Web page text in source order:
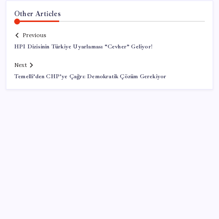
Other Articles
Previous
HPI Dizisinin Türkiye Uyarlaması “Cevher” Geliyor!
Next
Temelli’den CHP’ye Çağrı: Demokratik Çözüm Gerekiyor